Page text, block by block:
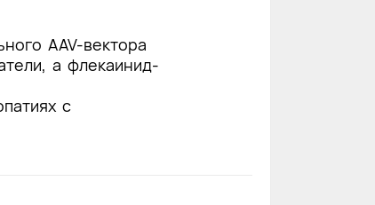
AAV-вектора
а флекаинид-
с